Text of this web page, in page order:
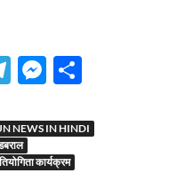
T
e
gr
M
se
n
ar
NEWS IN HINDI
कार्यक्रम